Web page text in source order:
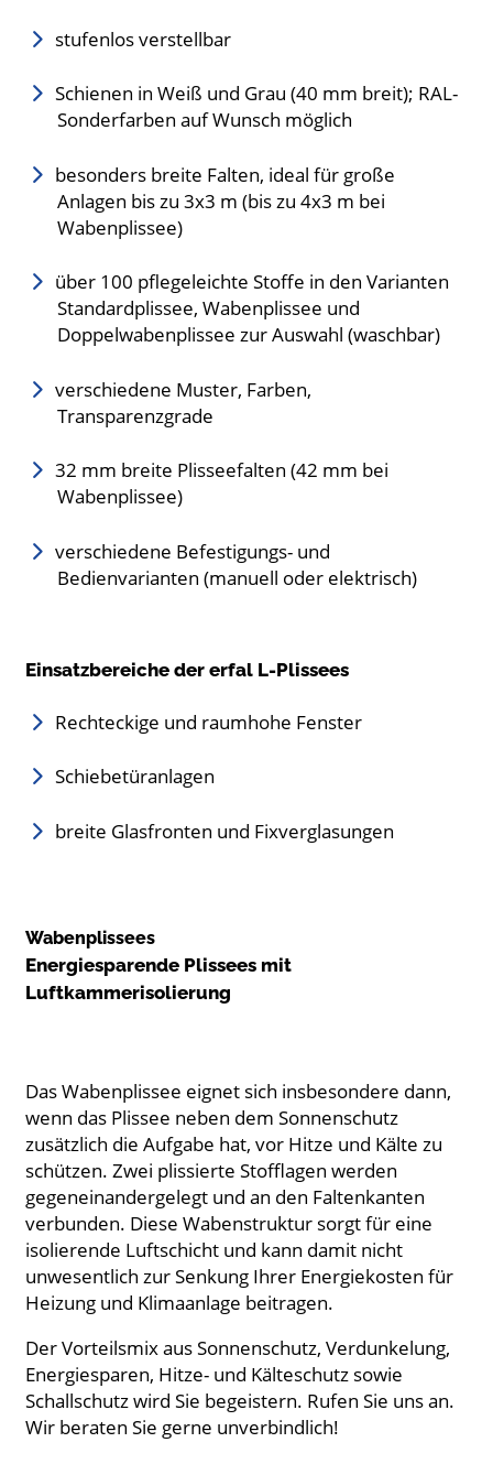
stufenlos verstellbar
Schienen in Weiß und Grau (40 mm breit); RAL-
Sonderfarben auf Wunsch möglich
besonders breite Falten, ideal für große
Anlagen bis zu 3x3 m (bis zu 4x3 m bei
Wabenplissee)
über 100 pflegeleichte Stoffe in den Varianten
Standardplissee, Wabenplissee und
Doppelwabenplissee zur Auswahl (waschbar)
verschiedene Muster, Farben,
Transparenzgrade
32 mm breite Plisseefalten (42 mm bei
Wabenplissee)
verschiedene Befestigungs- und
Bedienvarianten (manuell oder elektrisch)
Einsatzbereiche der erfal L-Plissees
Rechteckige und raumhohe Fenster
Schiebetüranlagen
breite Glasfronten und Fixverglasungen
Wabenplissees
Energiesparende Plissees mit
Luftkammerisolierung
Das Wabenplissee eignet sich insbesondere dann,
wenn das Plissee neben dem Sonnenschutz
zusätzlich die Aufgabe hat, vor Hitze und Kälte zu
schützen. Zwei plissierte Stofflagen werden
gegeneinandergelegt und an den Faltenkanten
verbunden. Diese Wabenstruktur sorgt für eine
isolierende Luftschicht und kann damit nicht
unwesentlich zur Senkung Ihrer Energiekosten für
Heizung und Klimaanlage beitragen.
Der Vorteilsmix aus Sonnenschutz, Verdunkelung,
Energiesparen, Hitze- und Kälteschutz sowie
Schallschutz wird Sie begeistern. Rufen Sie uns an.
Wir beraten Sie gerne unverbindlich!